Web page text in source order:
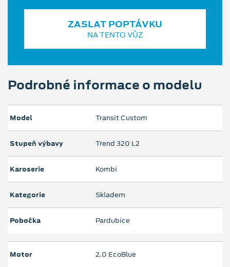
ZASLAT POPTÁVKU
NA TENTO VŮZ
Podrobné informace o modelu
Model Transit Custom
Stupeň výbavy Trend 320 L2
Karoserie Kombi
Kategorie Skladem
Pobočka Pardubice
Motor 2.0 EcoBlue